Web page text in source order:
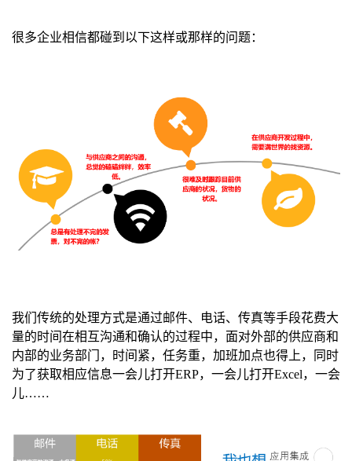
很多企业相信都碰到以下这样或那样的问题：
我们传统的处理方式是通过邮件、电话、传真等手段花费大
量的时间在相互沟通和确认的过程中，面对外部的供应商和
内部的业务部门，时间紧，任务重，加班加点也得上，同时
为了获取相应信息一会儿打开ERP，一会儿打开Excel，一会
儿……